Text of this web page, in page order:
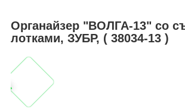
Органайзер "ВОЛГА-13" со
лотками, ЗУБР, ( 38034-13 )